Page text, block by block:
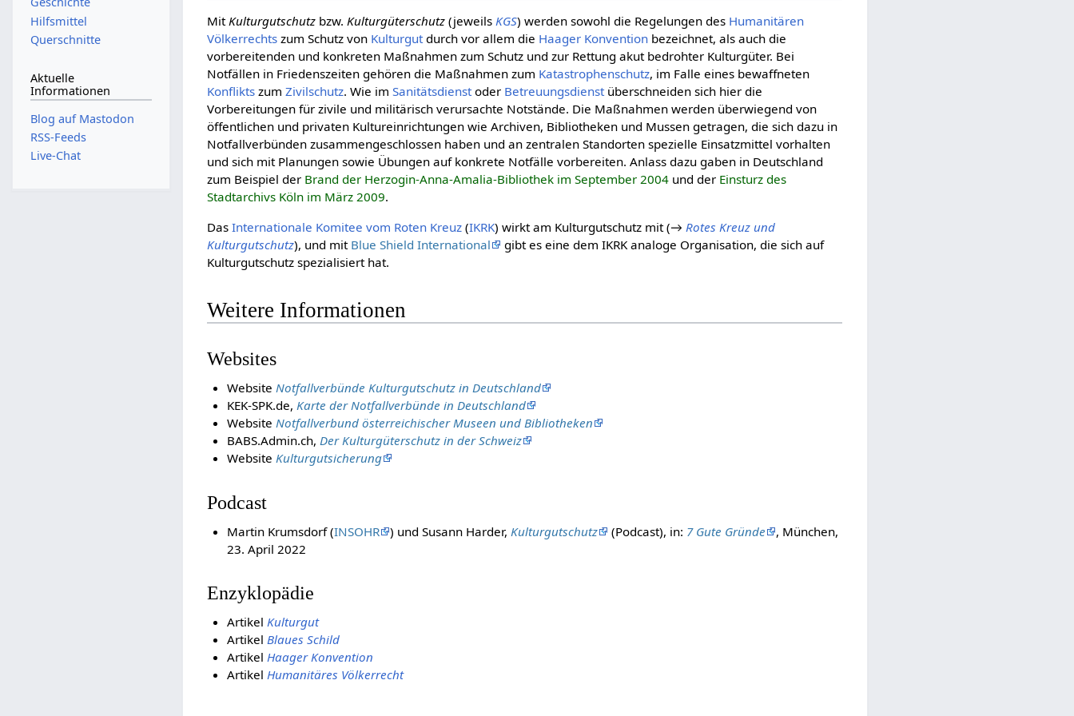
MitKulturgutschutz bzw.Kulturgüterschutz (jeweilsKGS) werden sowohl die Regelungen des Huma­ni­tären
Völker­rechts zum Schutz von Kulturgutdurch vor allem die Haager Konvention bezeichnet, als auch die
vorbereitenden und konkreten Maßnahmen zum Schutz und zur Rettung akut bedrohter Kulturgüter. Bei
Notfällen in Friedenszeiten gehören die Maßnahmen zum Katastrophenschutz, im Falle eines bewaffneten
Konflikts zumZivilschutz. Wie imSanitätsdienstoder Betreuungsdienstüberschneiden sich hier die
Vorbereitungen für zivile und militärisch verursachte Notstände. Die Maßnahmen werden überwiegend von
öffentlichen und privaten Kultureinrichtungen wie Archiven, Bibliotheken und Mussen getragen, die sich dazu in
Notfallverbünden zusammengeschlossen haben und an zentralen Standorten spezielle Einsatzmittel vorhalten
und sich mit Planungen sowie Übungen auf konkrete Notfälle vorbereiten. Anlass dazu gaben in Deutschland
zum Beispiel der Brand der Herzogin-Anna-Amalia-Bibliothek im September 2004 und der Einsturz des
Stadtarchivs Köln im März 2009.
DasInter­nationale Komitee vom Roten Kreuz (IKRK) wirkt am Kulturgutschutz mit (→ Rotes Kreuz und
Kulturgutschutz), und mit Blue Shield International
gibt es eine dem IKRK analoge Organisation, die sich auf
Kulturgutschutz spezialisiert hat.
Weitere Informationen
Websites
Website Notfallverbünde Kulturgutschutz in Deutschland
KEK-SPK.de, Karte der Notfallverbünde in Deutschland
Website Notfallverbund österreichischer Museen und Bibliotheken
BABS.Admin.ch, Der Kulturgüterschutz in der Schweiz
Website Kulturgutsicherung
Podcast
Martin Krumsdorf (INSOHR ) und Susann Harder, Kulturgutschutz (Podcast), in: 7 Gute Gründe
, München,
23. April 2022
Enzyklopädie
Artikel Kulturgut
Artikel Blaues Schild
Artikel Haager Konvention
Artikel Humanitäres Völkerrecht
Hilfsmittel
Querschnitte
Aktuelle
Informationen
Blog auf Mastodon
RSS-Feeds
Live-Chat